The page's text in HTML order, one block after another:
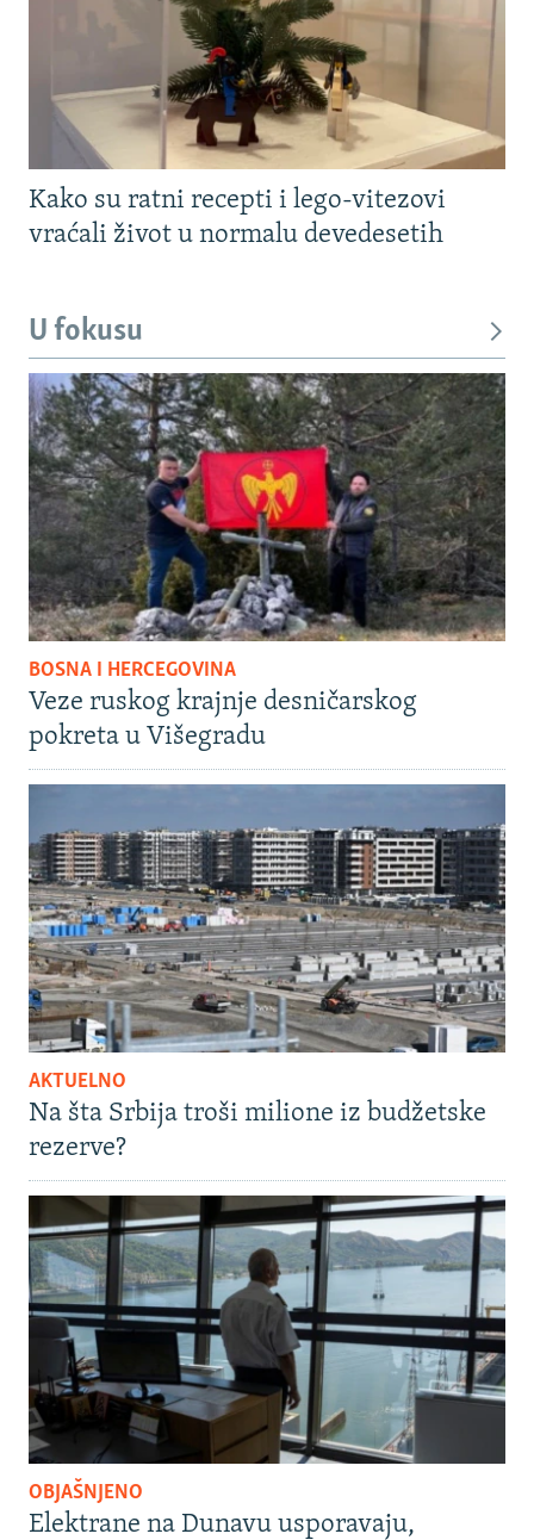
Kako su ratni recepti i lego-vitezovi
vraćali život u normalu devedesetih
U fokusu
BOSNA I HERCEGOVINA
Veze ruskog krajnje desničarskog
pokreta u Višegradu
AKTUELNO
Na šta Srbija troši milione iz budžetske
rezerve?
OBJAŠNJENO
Elektrane na Dunavu usporavaju,